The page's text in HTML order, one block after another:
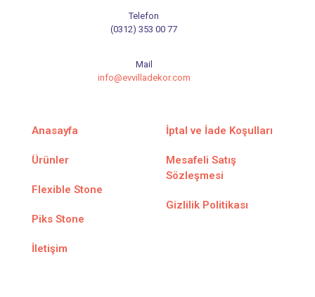
Telefon
(0312) 353 00 77
Mail
info@evvilladekor.com
Anasayfa
Ürünler
Flexible Stone
Piks Stone
İletişim
İptal ve İade Koşulları
Mesafeli Satış
Sözleşmesi
Gizlilik Politikası